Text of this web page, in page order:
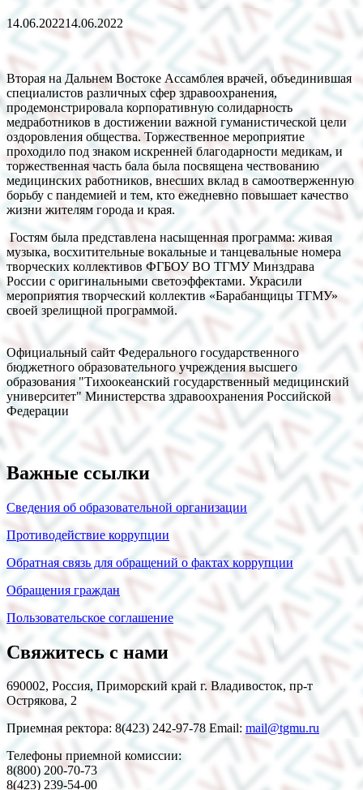
14.06.202214.06.2022
Вторая на Дальнем Востоке Ассамблея врачей, объединившая
специалистов различных сфер здравоохранения,
продемонстрировала корпоративную солидарность
медработников в достижении важной гуманистической цели
оздоровления общества. Торжественное мероприятие
проходило под знаком искренней благодарности медикам, и
торжественная часть бала была посвящена чествованию
медицинских работников, внесших вклад в самоотверженную
борьбу с пандемией и тем, кто ежедневно повышает качество
жизни жителям города и края.
Гостям была представлена насыщенная программа: живая
музыка, восхитительные вокальные и танцевальные номера
творческих коллективов ФГБОУ ВО ТГМУ Минздрава
России с оригинальными светоэффектами. Украсили
мероприятия творческий коллектив «Барабанщицы ТГМУ»
своей зрелищной программой.
Официальный сайт Федерального государственного
бюджетного образовательного учреждения высшего
образования "Тихоокеанский государственный медицинский
университет" Министерства здравоохранения Российской
Федерации
Важные ссылки
Сведения об образовательной организации
Противодействие коррупции
Обратная связь для обращений о фактах коррупции
Обращения граждан
Пользовательское соглашение
Свяжитесь с нами
690002, Россия, Приморский край г. Владивосток, пр-т
Острякова, 2
Приемная ректора: 8(423) 242-97-78 Email: mail@tgmu.ru
Телефоны приемной комиссии:
8(800) 200-70-73
8(423) 239-54-00